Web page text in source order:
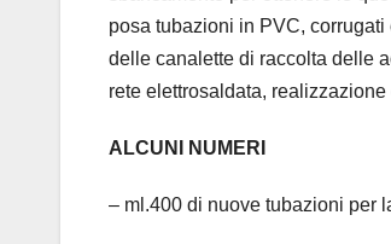
posa tubazioni in PVC,
delle canalette di raccolta delle
rete elettrosaldata,
ALCUNI NUMERI
– ml.400 di nuove tubazioni per